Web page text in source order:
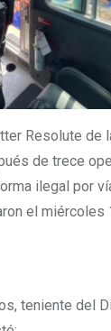
Resolute de
de trece
ilegal por
el miércoles
teniente del